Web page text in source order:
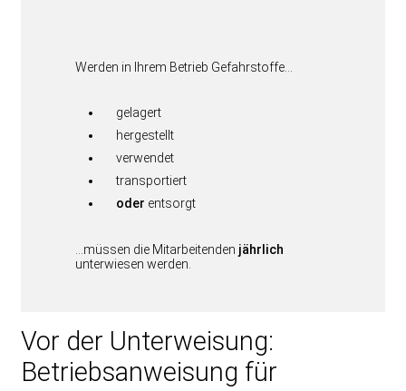
Werden in Ihrem Betrieb Gefahrstoffe…
gelagert
hergestellt
verwendet
transportiert
oder entsorgt
…müssen die Mitarbeitenden jährlich
unterwiesen werden.
Vor der Unterweisung:
Betriebsanweisung für